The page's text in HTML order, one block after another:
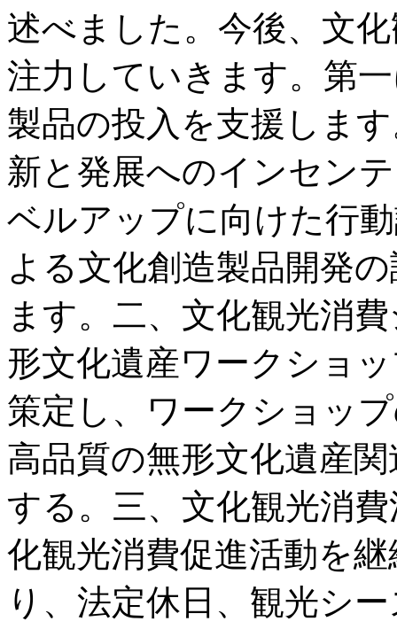
述べました。今後、文
注力していきます。第
製品の投入を支援しま
新と発展へのインセン
ベルアップに向けた行
よる文化創造製品開発
ます。二、文化観光消
形文化遺産ワークショ
策定し、ワークショッ
高品質の無形文化遺産
する。三、文化観光消
化観光消費促進活動を
り、法定休日、観光シ